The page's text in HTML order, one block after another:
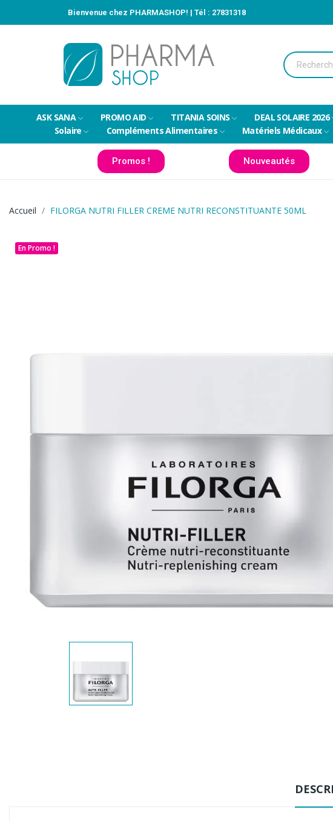
Bienvenue chez PHARMASHOP! | Tél : 27831318
ASK SANA PROMO AID TITANIA SOINS DEAL SOLAIRE 2026
Solaire
Compléments Alimentaires Matériels Médicaux
Promos ! Nouveautés
Accueil FILORGA NUTRI FILLER CREME NUTRI RECONSTITUANTE 50ML
En Promo !